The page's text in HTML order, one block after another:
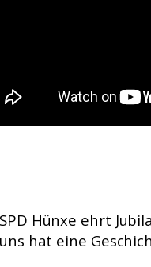
SPD Hünxe ehrt
uns hat eine